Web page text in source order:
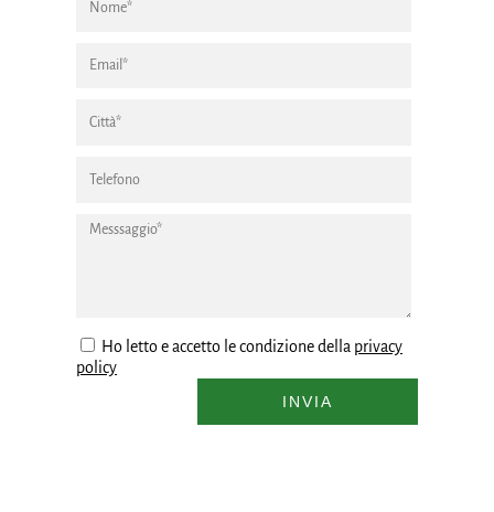
Ho letto e accetto le condizione della privacy
policy
INVIA